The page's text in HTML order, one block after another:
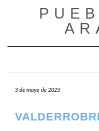
3 de mayo de 2023